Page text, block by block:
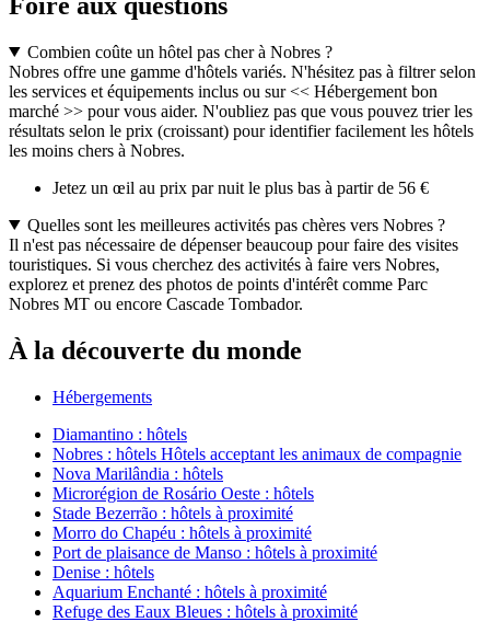
Combien coûte un hôtel pas cher à Nobres ?
Nobres offre une gamme d'hôtels variés. N'hésitez pas à filtrer selon
les services et équipements inclus ou sur << Hébergement bon
marché >> pour vous aider. N'oubliez pas que vous pouvez trier les
résultats selon le prix (croissant) pour identifier facilement les hôtels
les moins chers à Nobres.
Jetez un œil au prix par nuit le plus bas à partir de 56 €
Quelles sont les meilleures activités pas chères vers Nobres ?
Il n'est pas nécessaire de dépenser beaucoup pour faire des visites
touristiques. Si vous cherchez des activités à faire vers Nobres,
explorez et prenez des photos de points d'intérêt comme Parc
Nobres MT ou encore Cascade Tombador.
À la découverte du monde
Hébergements
Diamantino : hôtels
Nobres : hôtels Hôtels acceptant les animaux de compagnie
Nova Marilândia : hôtels
Microrégion de Rosário Oeste : hôtels
Stade Bezerrão : hôtels à proximité
Morro do Chapéu : hôtels à proximité
Port de plaisance de Manso : hôtels à proximité
Denise : hôtels
Aquarium Enchanté : hôtels à proximité
Refuge des Eaux Bleues : hôtels à proximité